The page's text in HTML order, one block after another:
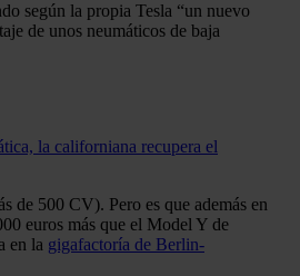
según la propia Tesla “un nuevo
de unos neumáticos de baja
la californiana recupera el
de 500 CV). Pero es que además en
euros más que el Model Y de
en la gigafactoría de Berlin-